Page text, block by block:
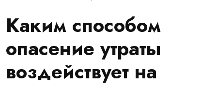
Каким способом
опасение утраты
воздействует на